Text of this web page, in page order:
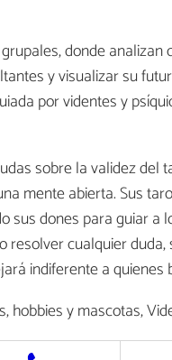
donde
y visualizar su
por videntes y
sobre la validez del
mente abierta. Sus
sus dones para guiar a
cualquier duda,
indiferente a
hobbies y mascotas,